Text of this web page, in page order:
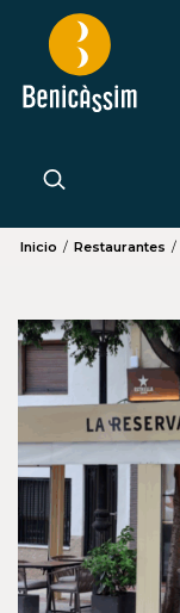
Inicio / Restaurantes /